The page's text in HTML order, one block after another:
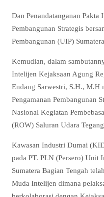
Dan Penandatanganan Pakta
Pembangunan Strategis
Pembangunan (UIP)
Kemudian, dalam
Intelijen Kejaksaan Agung
Endang Sarwestri, S.H., M.H
Pengamanan Pembangunan
Nasional Kegiatan
(ROW) Saluran Udara
Kawasan Industri Dumai
pada PT. PLN (Persero) Unit
Sumatera Bagian Tengah
Muda Intelijen dimana